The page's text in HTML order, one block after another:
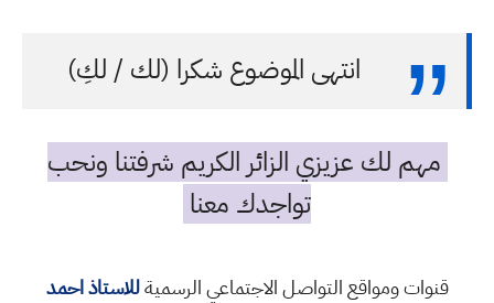
انتهى الموضوع شكرا (لك / لكِ)
مهم لك عزيزي الزائر الكريم شرفتنا ونحب
تواجدك معنا
قنوات ومواقع التواصل الاجتماعي الرسميةللاستاذ احمد